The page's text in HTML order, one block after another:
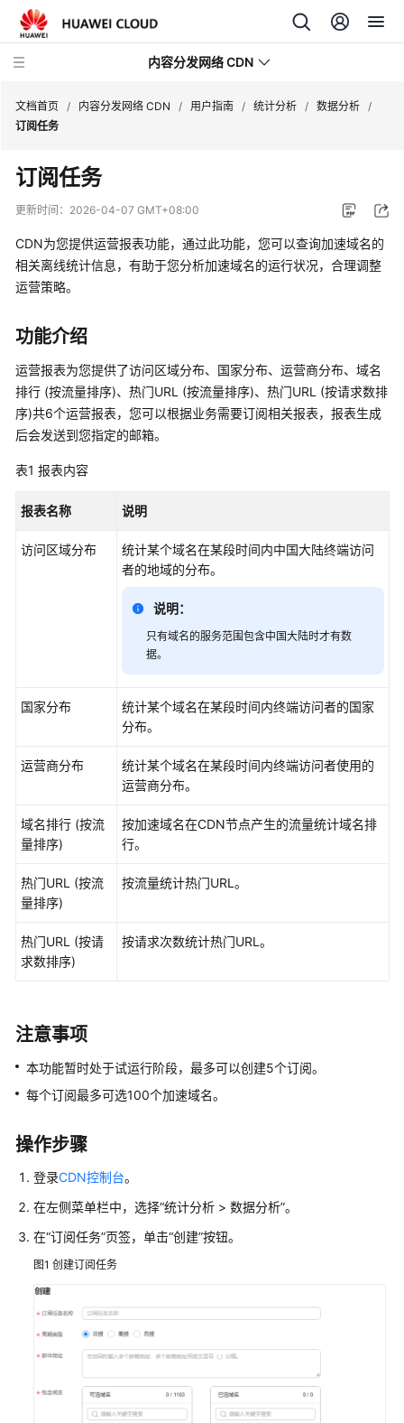
内容分发网络 CDN
最
新
动
服
务
告
产
品
介
绍
计
说
指
创
户
并
权
使
CDN
CDN
务
理
加
速
名
定
域
名
配
文档首页 / 内容分发网络 CDN / 用户指南 / 统计分析 / 数据分析 /
订阅任务
订阅任务
更新时间： 2026-04-07 GMT+08:00
CDN为您提供运营报表功能，通过此功能，您可以查询加速域名的
相关离线统计信息，有助于您分析加速域名的运行状况，合理调整
运营策略。
功能介绍
运营报表为您提供了访问区域分布、国家分布、运营商分布、域名
排行 (按流量排序)、热门URL (按流量排序)、热门URL (按请求数排
序)共6个运营报表，您可以根据业务需要订阅相关报表，报表生成
后会发送到您指定的邮箱。
表1 报表内容
报表名称 说明
访问区域分布
统计某个域名在某段时间内中国大陆终端访问
者的地域的分布。
说明：
只有域名的服务范围包含中国大陆时才有数
据。
国家分布
统计某个域名在某段时间内终端访问者的国家
分布。
运营商分布
统计某个域名在某段时间内终端访问者使用的
运营商分布。
域名排行 (按流
量排序)
按加速域名在CDN节点产生的流量统计域名排
行。
热门URL (按流
量排序)
按流量统计热门URL。
热门URL (按请
求数排序)
按请求次数统计热门URL。
注意事项
本功能暂时处于试运行阶段，最多可以创建5个订阅。
每个订阅最多可选100个加速域名。
操作步骤
登录CDN控制台。
在左侧菜单栏中，选择“统计分析 > 数据分析”。
在“订阅任务”页签，单击“创建”按钮。
图1 创建订阅任务